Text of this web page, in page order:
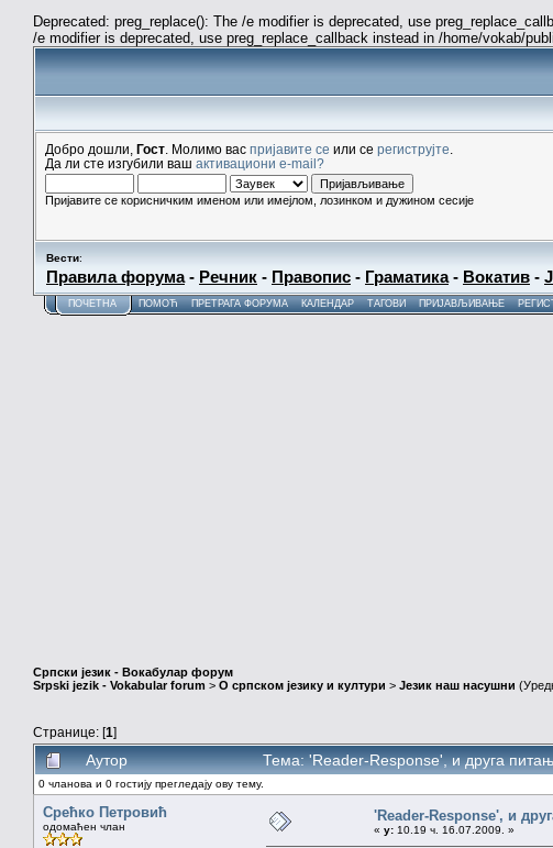
Deprecated: preg_replace(): The /e modifier is deprecated, use
/e modifier is deprecated, use preg_replace_callback instead in /home/vokab/
Добро дошли, Гост . Молимо вас пријавите се или се региструјте
Да ли сте изгубили ваш активациони e-mail?
Пријавите се корисничким именом или имејлом, лозинком и дужином сесије
Вести:
Правила форума- Речник - Правопис - Граматика- Вокатив -
ПОЧЕТНА ПОМОЋ ПРЕТРАГА ФОРУМА КАЛЕНДАР ТАГОВИ ПРИЈАВЉИВАЊЕ
Српски језик - Вокабулар форум
Srpski jezik - Vokabular forum > О српском језику и култури > Језик наш насушни
Странице: [1]
Аутор Тема: 'Reader-Response', и друга
0 чланова и 0 гостију прегледају ову тему.
Срећко Петровић
одомаћен члан
'Reader-Response', и
« у: 10.19 ч. 16.07.2009. »